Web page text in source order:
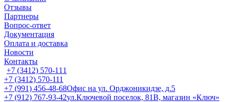
Отзывы
Партнеры
Вопрос-ответ
Документация
Оплата и доставка
Новости
Контакты
+7 (3412) 570-111
+7 (3412) 570-111
+7 (991) 456-48-68Офис на ул. Орджоникидзе, д.5
+7 (912) 767-93-42ул.Ключевой поселок, 81В, магазин «Ключ»